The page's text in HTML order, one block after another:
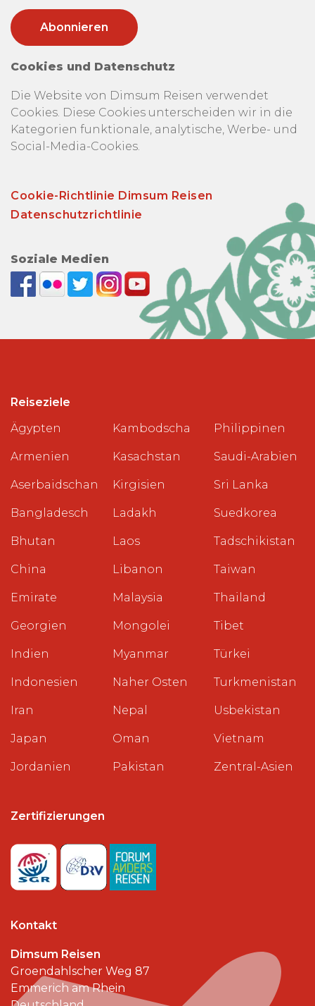
Cookies und Datenschutz
Die Website von Dimsum Reisen verwendet
Cookies. Diese Cookies unterscheiden wir in die
Kategorien funktionale, analytische, Werbe- und
Social-Media-Cookies.
Cookie-Richtlinie Dimsum Reisen
Datenschutzrichtlinie
Soziale Medien
Reiseziele
Ägypten
Armenien
Aserbaidschan
Bangladesch
Bhutan
China
Emirate
Georgien
Indien
Indonesien
Iran
Japan
Jordanien
Kambodscha
Kasachstan
Kirgisien
Ladakh
Laos
Libanon
Malaysia
Mongolei
Myanmar
Naher Osten
Nepal
Oman
Pakistan
Philippinen
Saudi-Arabien
Sri Lanka
Suedkorea
Tadschikistan
Taiwan
Thailand
Tibet
Türkei
Turkmenistan
Usbekistan
Vietnam
Zentral-Asien
Zertifizierungen
Kontakt
Dimsum Reisen
Groendahlscher Weg 87
Emmerich am Rhein